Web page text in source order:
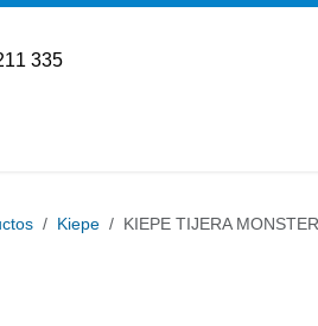
335
Kiepe KIEPE TIJERA